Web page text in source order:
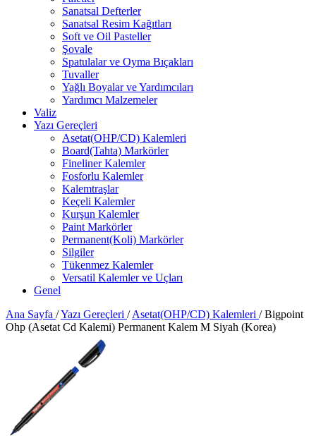
Sanatsal Defterler
Sanatsal Resim Kağıtları
Soft ve Oil Pasteller
Şovale
Spatulalar ve Oyma Bıçakları
Tuvaller
Yağlı Boyalar ve Yardımcıları
Yardımcı Malzemeler
Valiz
Yazı Gereçleri
Asetat(OHP/CD) Kalemleri
Board(Tahta) Markörler
Fineliner Kalemler
Fosforlu Kalemler
Kalemtraşlar
Keçeli Kalemler
Kurşun Kalemler
Paint Markörler
Permanent(Koli) Markörler
Silgiler
Tükenmez Kalemler
Versatil Kalemler ve Uçları
Genel
Ana Sayfa /Yazı Gereçleri / Asetat(OHP/CD) Kalemleri / Bigpoint
Ohp (Asetat Cd Kalemi) Permanent Kalem M Siyah (Korea)